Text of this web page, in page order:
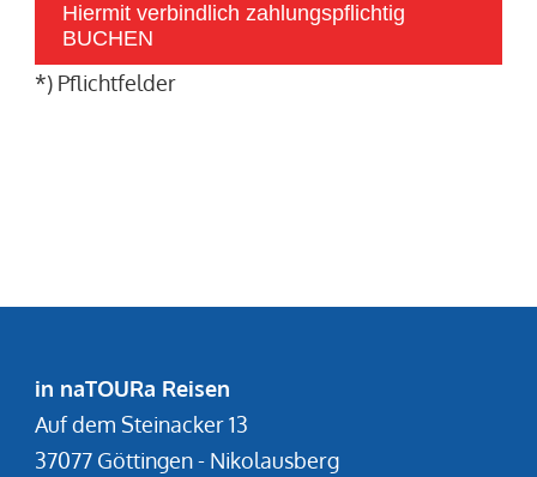
Hiermit verbindlich zahlungspflichtig
BUCHEN
*) Pflichtfelder
in naTOURa Reisen
Auf dem Steinacker 13
37077 Göttingen - Nikolausberg